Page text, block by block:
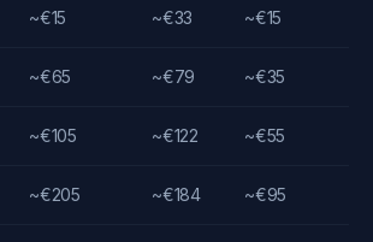
~€15 ~€33 ~€15
~€65 ~€79 ~€35
~€105 ~€122 ~€55
~€205 ~€184 ~€95